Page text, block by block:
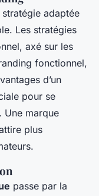
adaptée
Les stratégies
axé sur les
fonctionnel,
d’un
pour se
Une marque
plus
passe par la